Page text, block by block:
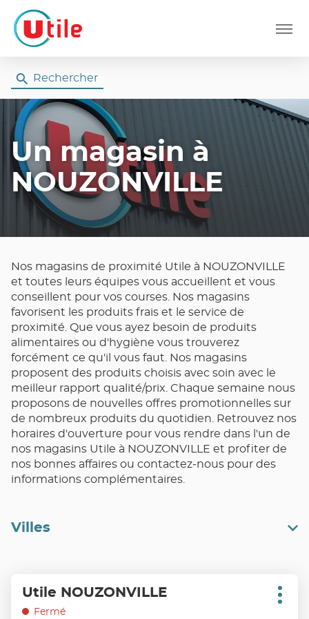
Menu
Rechercher
Un magasin à
NOUZONVILLE
Nos magasins de proximité Utile à NOUZONVILLE
et toutes leurs équipes vous accueillent et vous
conseillent pour vos courses. Nos magasins
favorisent les produits frais et le service de
proximité. Que vous ayez besoin de produits
alimentaires ou d'hygiène vous trouverez
forcément ce qu'il vous faut. Nos magasins
proposent des produits choisis avec soin avec le
meilleur rapport qualité/prix. Chaque semaine nous
proposons de nouvelles offres promotionnelles sur
de nombreux produits du quotidien. Retrouvez nos
horaires d'ouverture pour vous rendre dans l'un de
nos magasins Utile à NOUZONVILLE et profiter de
nos bonnes affaires ou contactez-nous pour des
informations complémentaires.
Villes
surPoint
de
Utile NOUZONVILLE
Fermé
Plus